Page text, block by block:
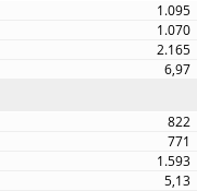
1.095
1.070
2.165
6,97
822
771
1.593
5,13